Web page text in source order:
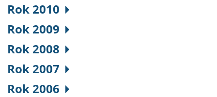
Rok 2010
Rok 2009
Rok 2008
Rok 2007
Rok 2006